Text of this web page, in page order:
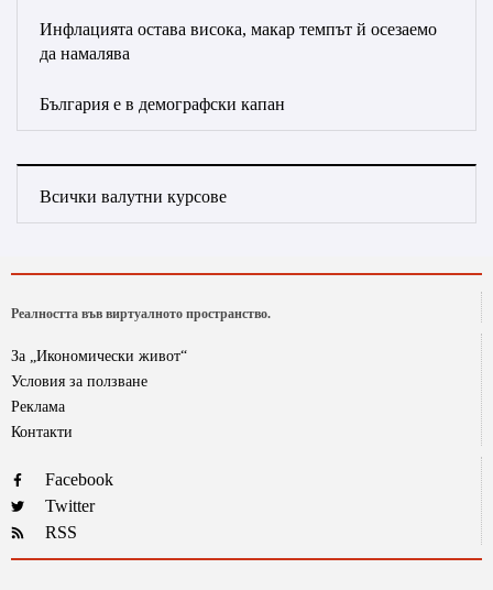
Инфлацията остава висока, макар темпът й осезаемо
да намалява
България е в демографски капан
Всички валутни курсове
Реалността във виртуалното пространство.
За „Икономически живот“
Условия за ползване
Реклама
Контакти
Facebook
Twitter
RSS